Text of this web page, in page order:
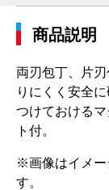
商品説明
両刃包丁、片
りにくく安全
つけておけるマ
ト付。
※画像はイメー
す。